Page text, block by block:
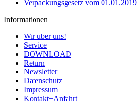
Verpackungsgesetz vom 01.01.2019
Informationen
Wir über uns!
Service
DOWNLOAD
Return
Newsletter
Datenschutz
Impressum
Kontakt+Anfahrt